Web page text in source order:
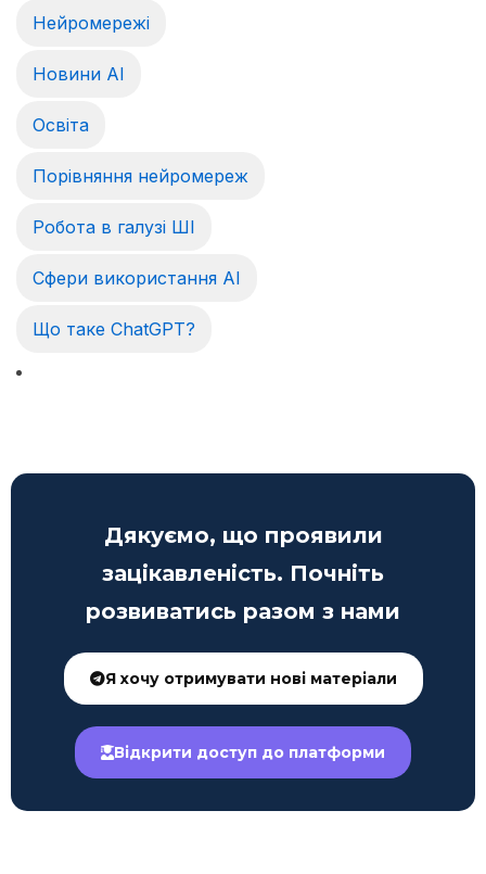
Нейромережі
Новини AI
Освіта
Порівняння нейромереж
Робота в галузі ШІ
Сфери використання AI
Що таке ChatGPT?
Дякуємо, що проявили
зацікавленість. Почніть
розвиватись разом з нами
Я хочу отримувати нові матеріали
Відкрити доступ до платформи